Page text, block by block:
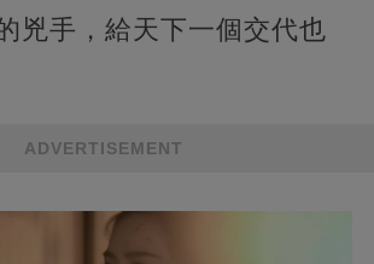
兇手，給天下一個交代也
ADVERTISEMENT